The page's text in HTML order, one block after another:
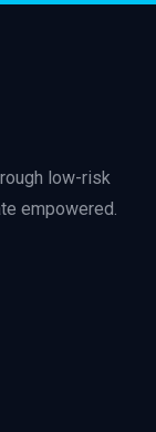
low-risk
empowered.